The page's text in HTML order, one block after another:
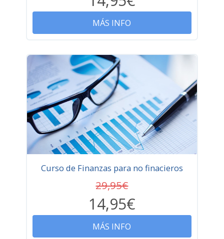
MÁS INFO
Curso de Finanzas para no finacieros
29,95€
14,95€
MÁS INFO